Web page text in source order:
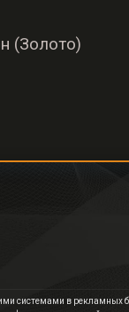
(Золото)
системами в